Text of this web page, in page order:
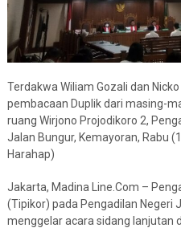
Terdakwa Wiliam Gozali dan
pembacaan Duplik dari masing-
ruang Wirjono Projodikoro 2,
Jalan Bungur, Kemayoran, Rabu
Harahap)
Jakarta, Madina Line.Com –
(Tipikor) pada Pengadilan Negeri
menggelar acara sidang lanjutan